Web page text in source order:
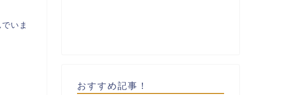
いま
おすすめ記事！